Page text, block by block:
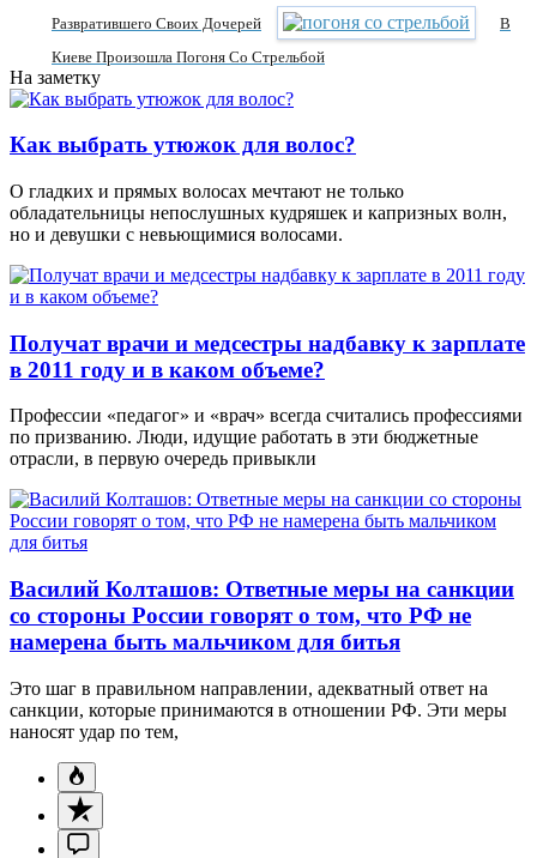
Развратившего Своих Дочерей
В
Киеве Произошла Погоня Со Стрельбой
На заметку
Как выбрать утюжок для волос?
О гладких и прямых волосах мечтают не только
обладательницы непослушных кудряшек и капризных волн,
но и девушки с невьющимися волосами.
Получат врачи и медсестры надбавку к зарплате
в 2011 году и в каком объеме?
Профессии «педагог» и «врач» всегда считались профессиями
по призванию. Люди, идущие работать в эти бюджетные
отрасли, в первую очередь привыкли
Василий Колташов: Ответные меры на санкции
со стороны России говорят о том, что РФ не
намерена быть мальчиком для битья
Это шаг в правильном направлении, адекватный ответ на
санкции, которые принимаются в отношении РФ. Эти меры
наносят удар по тем,